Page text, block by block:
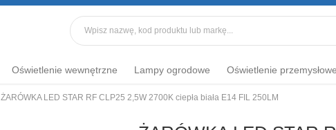
Oświetlenie wewnętrzne Lampy ogrodowe Oświetlenie przemysłowe
ŻARÓWKA LED STAR RF CLP25 2,5W 2700K ciepła biała E14 FIL 250LM